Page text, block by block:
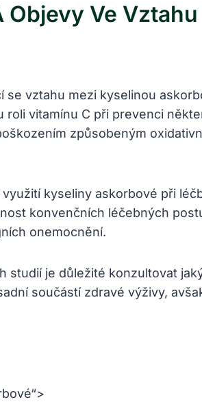
Ve
vztahu mezi kyselinou
vitamínu C při prevenci
způsobeným
kyseliny askorbové při
konvenčních léčebných
onemocnění.
je důležité konzultovat
součástí zdravé výživy,